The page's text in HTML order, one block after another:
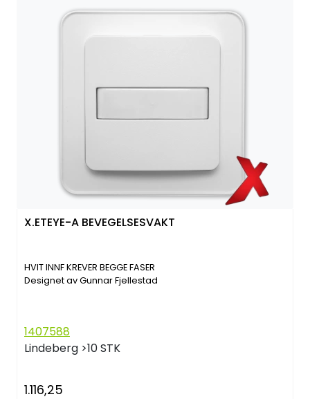
X.ETEYE-A BEVEGELSESVAKT
HVIT INNF KREVER BEGGE FASER
Designet av Gunnar Fjellestad
1407588
Lindeberg >10 STK
1.116,25